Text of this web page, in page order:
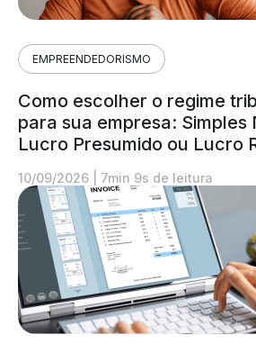
EMPREENDEDORISMO
Como escolher o regime
para sua empresa: Simples
Lucro Presumido ou Lucro
10/09/2026 7min 9s de leitura